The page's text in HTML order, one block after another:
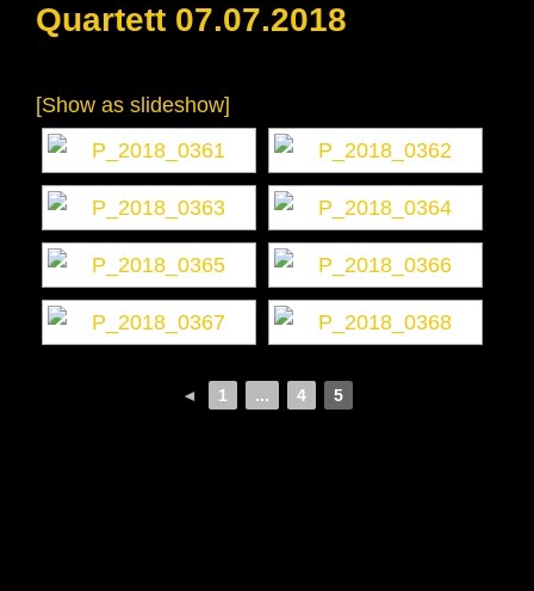
Quartett 07.07.2018
[Show as slideshow]
◄ 1 ... 4 5